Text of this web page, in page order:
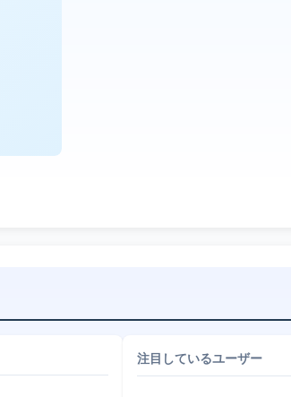
注目しているユーザー